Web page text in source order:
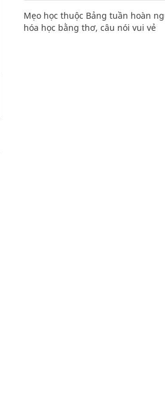
Mẹo học thuộc Bảng tuần hoàn
hóa học bằng thơ, câu nói vui vẻ